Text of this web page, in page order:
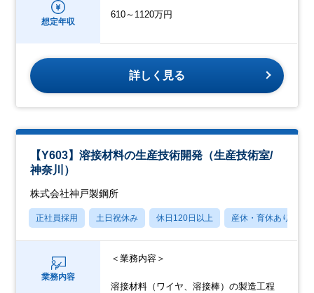
想定年収
610～1120万円
詳しく見る
【Y603】溶接材料の生産技術開発（生産技術室/
神奈川）
株式会社神戸製鋼所
正社員採用 土日祝休み 休日120日以上 産休・育休あり
業務内容
＜業務内容＞
溶接材料（ワイヤ、溶接棒）の製造工程